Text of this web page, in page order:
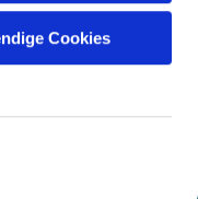
Cookies